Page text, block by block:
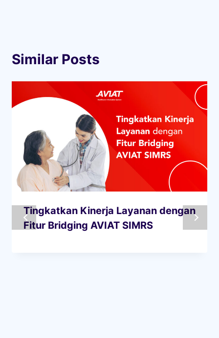
Similar Posts
Tingkatkan Kinerja Layanan dengan
Fitur Bridging AVIAT SIMRS